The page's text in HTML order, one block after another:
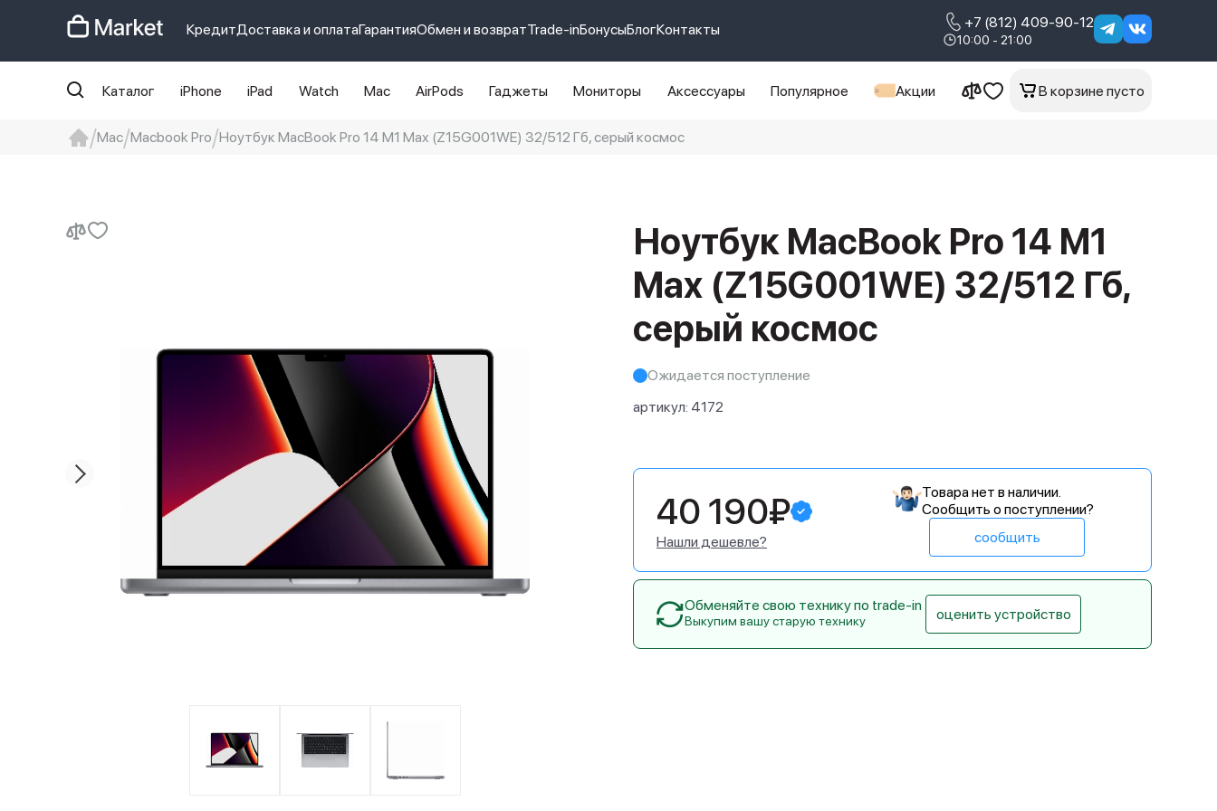
КредитДоставка и оплатаГарантияОбмен и возвратTrade-inБонусыБлогКонтакты +7 (812) 409-90-12
10:00 - 21:00
Каталог iPhone iPad Watch Mac AirPods Гаджеты Мониторы Аксессуары Популярное Акции В корзине пусто
Mac Macbook Pro Ноутбук MacBook Pro 14 M1 Max (Z15G001WE) 32/512 Гб, серый космос
Ноутбук MacBook Pro 14 M1
Max (Z15G001WE) 32/512 Гб,
серый космос
Ожидается поступление
артикул: 4172
40 190₽
Нашли дешевле?
Товара нет в наличии.
Сообщить о поступлении?
сообщить
Обменяйте свою технику по trade-in
Выкупим вашу старую технику оценить устройство